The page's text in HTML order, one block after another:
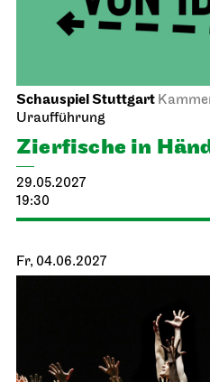
Schauspiel Stuttgart
Uraufführung
Zier­fische in
29.05.2027
19:30
Fr, 04.06.2027